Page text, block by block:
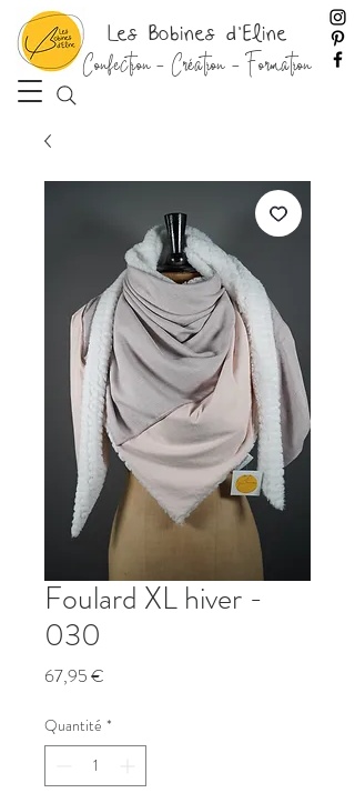
Les Bobines d'Eline
Confection - Création - Formation
Foulard XL hiver -
030
67,95 €
Quantité *